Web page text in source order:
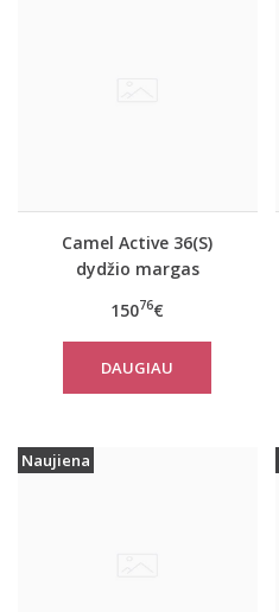
Camel Active 36(S)
dydžio margas
paltas 310320 2501
15076€
DAUGIAU
Naujiena